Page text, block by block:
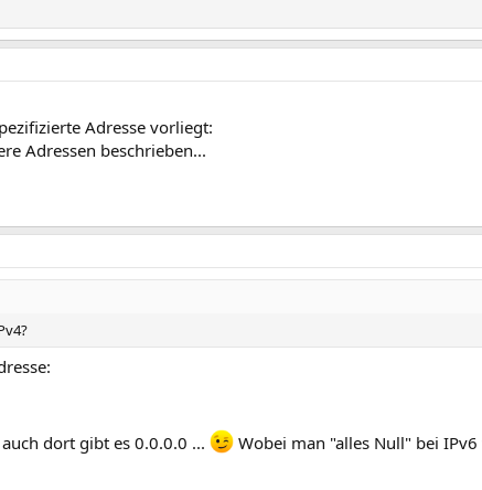
Adresse vorliegt:
Adressen beschrieben...
dort gibt es 0.0.0.0 ...
Wobei man "alles Null" bei